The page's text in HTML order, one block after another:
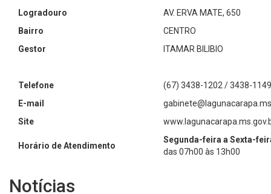
Logradouro
AV. ERVA MATE, 650
Bairro
CENTRO
Gestor
ITAMAR BILIBIO
Telefone
(67) 3438-1202 / 3438-
E-mail
Site
Horário de Atendimento
Segunda-feira a Sexta-
das 07h00 às 13h00
Notícias